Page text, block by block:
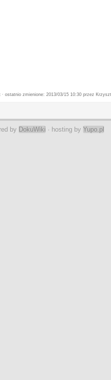
ostatnio zmienione: 2013/03/15 10:30 przez
by DokuWiki · hosting by Yupo.pl